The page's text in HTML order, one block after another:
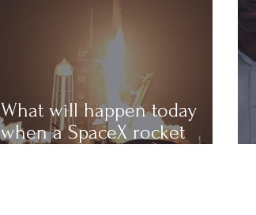
What will happen today
when a SpaceX rocket